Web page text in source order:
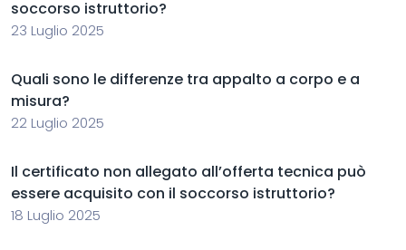
soccorso istruttorio?
23 Luglio 2025
Quali sono le differenze tra appalto a corpo e a
misura?
22 Luglio 2025
Il certificato non allegato all’offerta tecnica può
essere acquisito con il soccorso istruttorio?
18 Luglio 2025